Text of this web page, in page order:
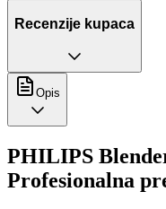
Recenzije kupaca
Opis
PHILIPS
Profesionalna